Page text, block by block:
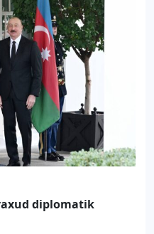
diplomatik